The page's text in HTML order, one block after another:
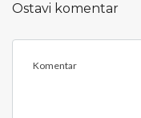
Ostavi komentar